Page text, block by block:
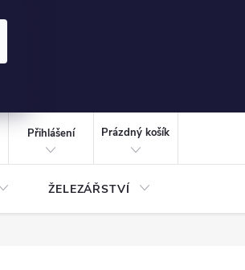
Přihlášení
KOŠÍK
Prázdný košík
ŽELEZÁŘSTVÍ